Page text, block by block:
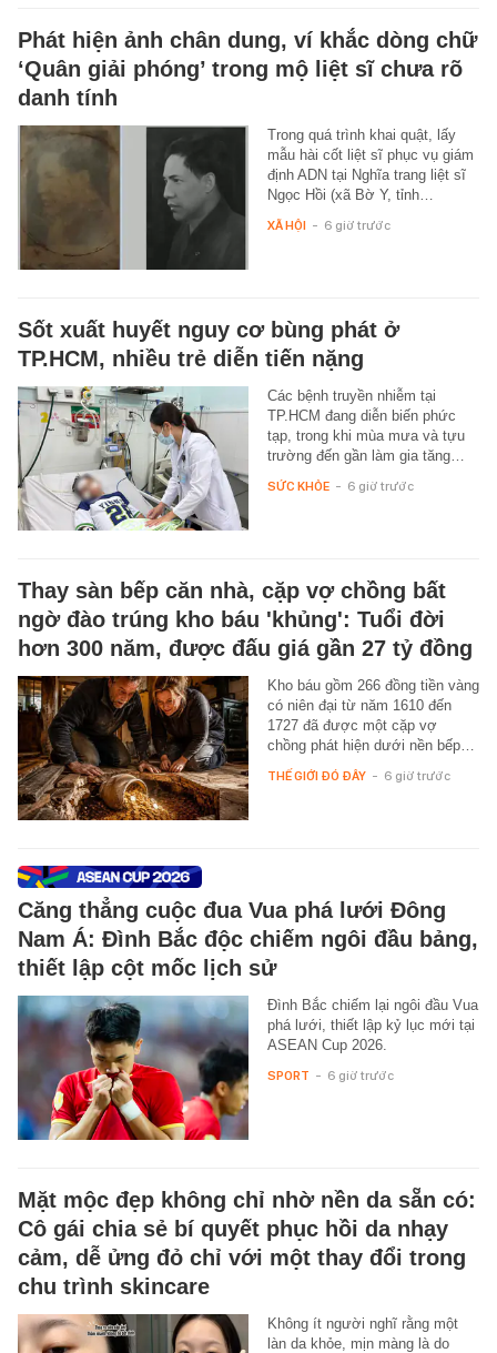
Phát hiện ảnh chân dung, ví khắc dòng chữ
‘Quân giải phóng’ trong mộ liệt sĩ chưa rõ
danh tính
Trong quá trình khai quật, lấy
mẫu hài cốt liệt sĩ phục vụ giám
định ADN tại Nghĩa trang liệt sĩ
Ngọc Hồi (xã Bờ Y, tỉnh…
XÃ HỘI - 6 giờ trước
Sốt xuất huyết nguy cơ bùng phát ở
TP.HCM, nhiều trẻ diễn tiến nặng
Các bệnh truyền nhiễm tại
TP.HCM đang diễn biến phức
tạp, trong khi mùa mưa và tựu
trường đến gần làm gia tăng…
SỨC KHỎE - 6 giờ trước
Thay sàn bếp căn nhà, cặp vợ chồng bất
ngờ đào trúng kho báu 'khủng': Tuổi đời
hơn 300 năm, được đấu giá gần 27 tỷ đồng
Kho báu gồm 266 đồng tiền vàng
có niên đại từ năm 1610 đến
1727 đã được một cặp vợ
chồng phát hiện dưới nền bếp…
THẾ GIỚI ĐÓ ĐÂY - 6 giờ trước
Căng thẳng cuộc đua Vua phá lưới Đông
Nam Á: Đình Bắc độc chiếm ngôi đầu bảng,
thiết lập cột mốc lịch sử
Đình Bắc chiếm lại ngôi đầu Vua
phá lưới, thiết lập kỷ lục mới tại
ASEAN Cup 2026.
SPORT - 6 giờ trước
Mặt mộc đẹp không chỉ nhờ nền da sẵn có:
Cô gái chia sẻ bí quyết phục hồi da nhạy
cảm, dễ ửng đỏ chỉ với một thay đổi trong
chu trình skincare
Không ít người nghĩ rằng một
làn da khỏe, mịn màng là do